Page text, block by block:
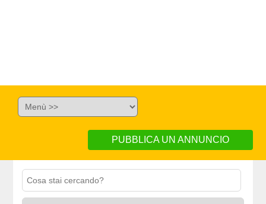
PUBBLICA UN ANNUNCIO